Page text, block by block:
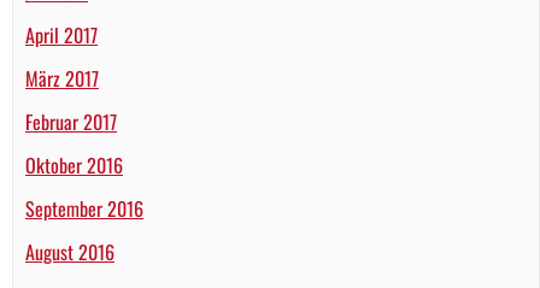
April 2017
März 2017
Februar 2017
Oktober 2016
September 2016
August 2016